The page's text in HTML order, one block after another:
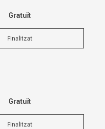
Gratuït
Finalitzat
Gratuït
Finalitzat